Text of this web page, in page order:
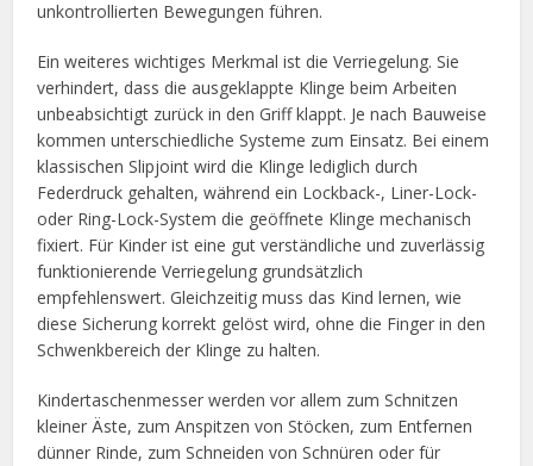
unkontrollierten Bewegungen führen.
Ein weiteres wichtiges Merkmal ist die Verriegelung. Sie
verhindert, dass die ausgeklappte Klinge beim Arbeiten
unbeabsichtigt zurück in den Griff klappt. Je nach Bauweise
kommen unterschiedliche Systeme zum Einsatz. Bei einem
klassischen Slipjoint wird die Klinge lediglich durch
Federdruck gehalten, während ein Lockback-, Liner-Lock-
oder Ring-Lock-System die geöffnete Klinge mechanisch
fixiert. Für Kinder ist eine gut verständliche und zuverlässig
funktionierende Verriegelung grundsätzlich
empfehlenswert. Gleichzeitig muss das Kind lernen, wie
diese Sicherung korrekt gelöst wird, ohne die Finger in den
Schwenkbereich der Klinge zu halten.
Kindertaschenmesser werden vor allem zum Schnitzen
kleiner Äste, zum Anspitzen von Stöcken, zum Entfernen
dünner Rinde, zum Schneiden von Schnüren oder für